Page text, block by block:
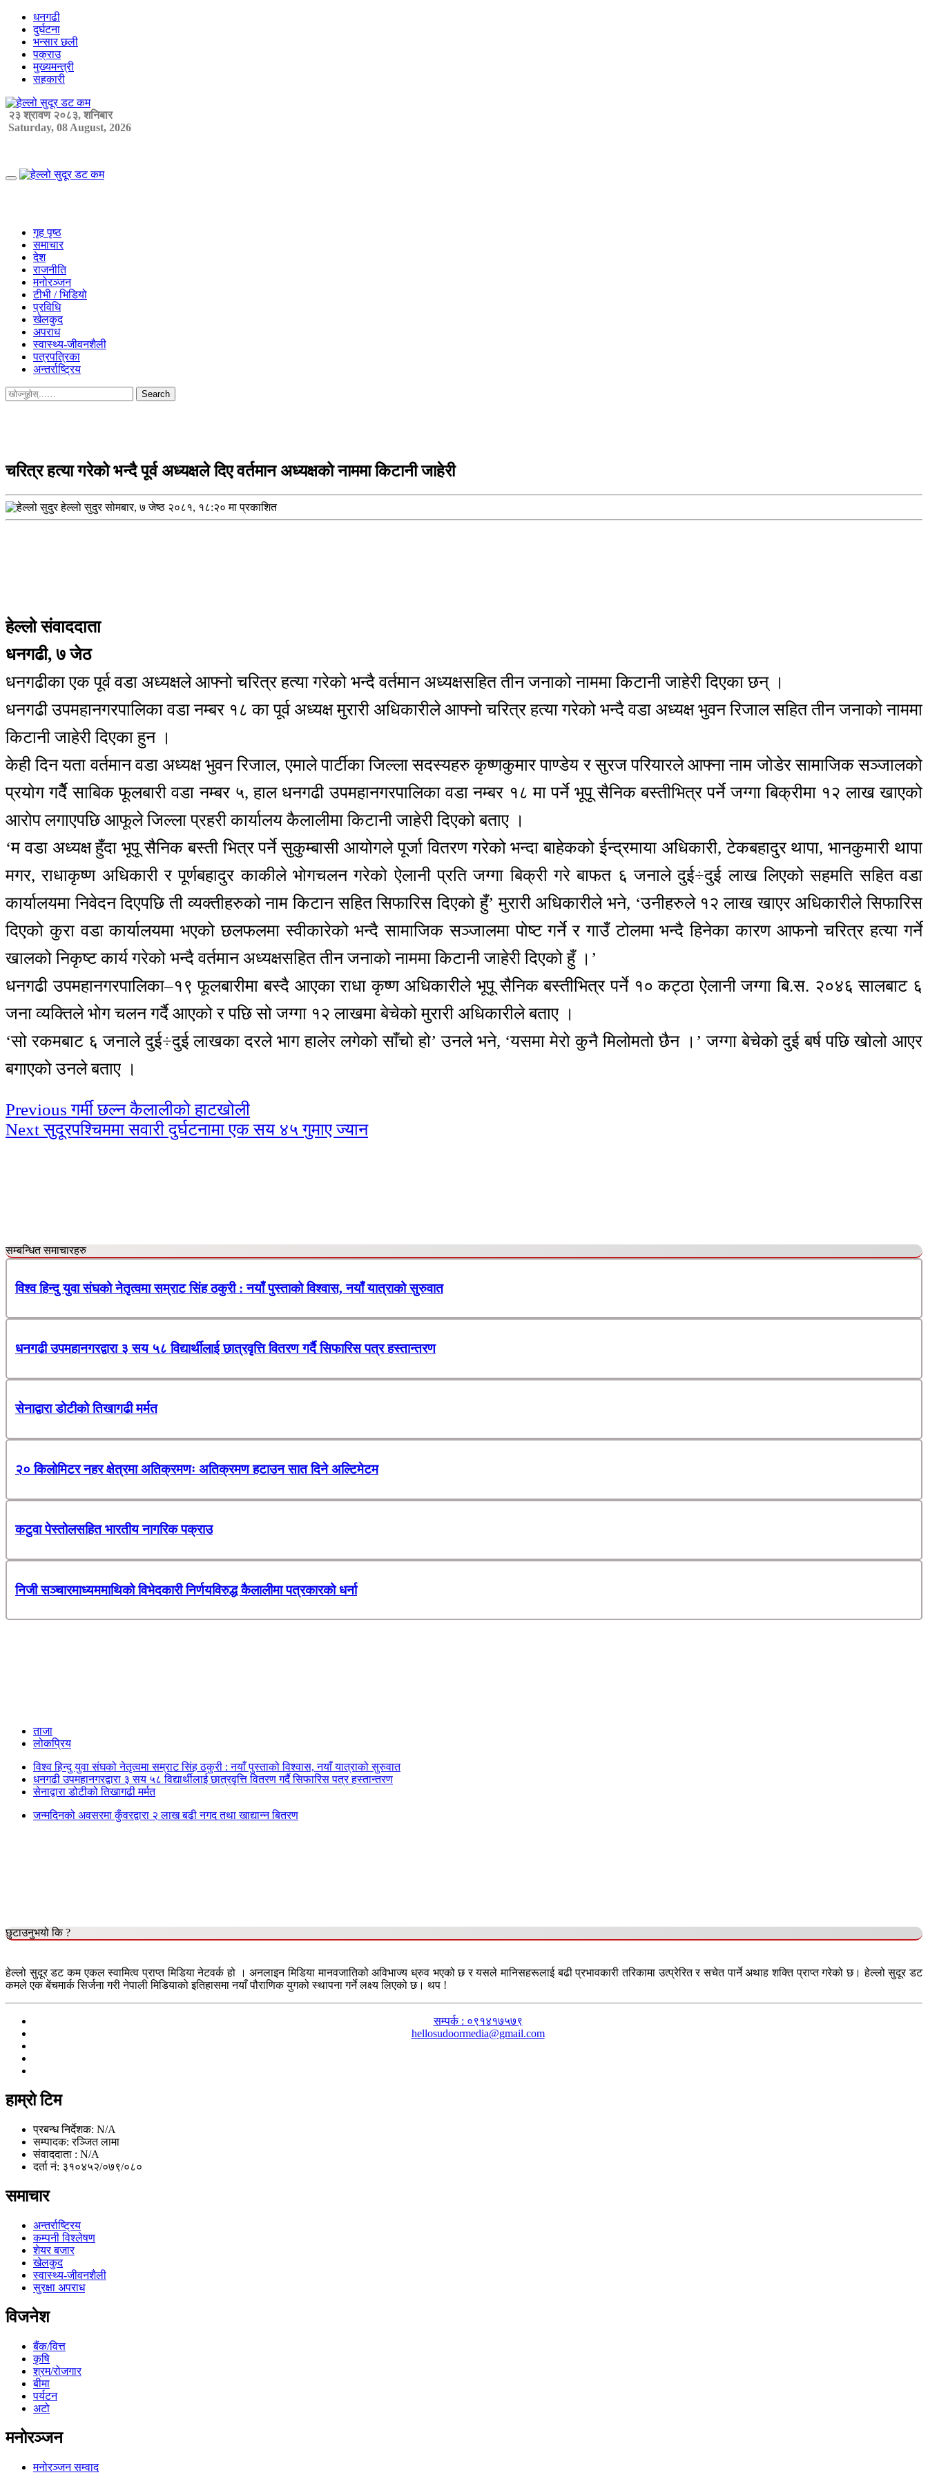
Skip
content
धनगढी
दुर्घटना
भन्सार छली
पक्राउ
मुख्यमन्त्री
सहकारी
२३ श्रावण २०८३, शनिबार
Saturday, 08 August, 2026
Primary
गृह पृष्ठ
समाचार
देश
राजनीति
मनोरञ्जन
टीभी / भिडियो
प्रविधि
खेलकुद
अपराध
स्वास्थ्य-जीवनशैली
पत्रपत्रिका
अन्तर्राष्ट्रिय
Search
for:
चरित्र हत्या गरेको भन्दै पूर्व अध्यक्षले दिए वर्तमान अध्यक्षको नाममा किटानी जाहेरी
हेल्लो सुदुर सोमबार, ७ जेष्ठ २०८१, १८:२० मा प्रकाशित
हेल्लो संवाददाता
धनगढी, ७ जेठ
धनगढीका एक पूर्व वडा अध्यक्षले आफ्नो चरित्र हत्या गरेको भन्दै वर्तमान अध्यक्षसहित तीन जनाको नाममा किटानी जाहेरी दिएका छन् ।
धनगढी उपमहानगरपालिका वडा नम्बर १८ का पूर्व अध्यक्ष मुरारी अधिकारीले आफ्नो चरित्र हत्या गरेको भन्दै वडा अध्यक्ष भुवन रिजाल सहित तीन जनाको नाममा
किटानी जाहेरी दिएका हुन ।
केही दिन यता वर्तमान वडा अध्यक्ष भुवन रिजाल, एमाले पार्टीका जिल्ला सदस्यहरु कृष्णकुमार पाण्डेय र सुरज परियारले आफ्ना नाम जोडेर सामाजिक सञ्जालको
प्रयोग गर्दैे साबिक फूलबारी वडा नम्बर ५, हाल धनगढी उपमहानगरपालिका वडा नम्बर १८ मा पर्ने भूपू सैनिक बस्तीभित्र पर्ने जग्गा बिक्रीमा १२ लाख खाएको
आरोप लगाएपछि आफूले जिल्ला प्रहरी कार्यालय कैलालीमा किटानी जाहेरी दिएको बताए ।
‘म वडा अध्यक्ष हुँदा भूपू सैनिक बस्ती भित्र पर्ने सुकुम्बासी आयोगले पूर्जा वितरण गरेको भन्दा बाहेकको ईन्द्रमाया अधिकारी, टेकबहादुर थापा, भानकुमारी थापा
मगर, राधाकृष्ण अधिकारी र पूर्णबहादुर काकीले भोगचलन गरेको ऐलानी प्रति जग्गा बिक्री गरे बाफत ६ जनाले दुई÷दुई लाख लिएको सहमति सहित वडा
कार्यालयमा निवेदन दिएपछि ती व्यक्तीहरुको नाम किटान सहित सिफारिस दिएको हुँ’ मुरारी अधिकारीले भने, ‘उनीहरुले १२ लाख खाएर अधिकारीले सिफारिस
दिएको कुरा वडा कार्यालयमा भएको छलफलमा स्वीकारेको भन्दै सामाजिक सञ्जालमा पोष्ट गर्ने र गाउँ टोलमा भन्दै हिनेका कारण आफनो चरित्र हत्या गर्ने
खालको निकृष्ट कार्य गरेको भन्दै वर्तमान अध्यक्षसहित तीन जनाको नाममा किटानी जाहेरी दिएको हुँ ।’
धनगढी उपमहानगरपालिका–१९ फूलबारीमा बस्दै आएका राधा कृष्ण अधिकारीले भूपू सैनिक बस्तीभित्र पर्ने १० कट्ठा ऐलानी जग्गा बि.स. २०४६ सालबाट ६
जना व्यक्तिले भोग चलन गर्दै आएको र पछि सो जग्गा १२ लाखमा बेचेको मुरारी अधिकारीले बताए ।
‘सो रकमबाट ६ जनाले दुई÷दुई लाखका दरले भाग हालेर लगेको साँचो हो’ उनले भने, ‘यसमा मेरो कुनै मिलोमतो छैन ।’ जग्गा बेचेको दुई बर्ष पछि खोलो आएर
बगाएको उनले बताए ।
Continue
Reading
Previous गर्मी छल्न कैलालीको हाटखोली
Nextसुदूरपश्चिममा सवारी दुर्घटनामा एक सय ४५ गुमाए ज्यान
सम्बन्धित समाचारहरु
विश्व हिन्दु युवा संघको नेतृत्वमा सम्राट सिंह ठकुरी : नयाँ पुस्ताको विश्वास, नयाँ यात्राको सुरुवात
धनगढी उपमहानगरद्वारा ३ सय ५८ विद्यार्थीलाई छात्रवृत्ति वितरण गर्दै सिफारिस पत्र हस्तान्तरण
सेनाद्वारा डोटीको तिखागढी मर्मत
२० किलोमिटर नहर क्षेत्रमा अतिक्रमणः अतिक्रमण हटाउन सात दिने अल्टिमेटम
कटुवा पेस्तोलसहित भारतीय नागरिक पक्राउ
निजी सञ्चारमाध्यममाथिको विभेदकारी निर्णयविरुद्ध कैलालीमा पत्रकारको धर्ना
ताजा
लोकप्रिय
विश्व हिन्दु युवा संघको नेतृत्वमा सम्राट सिंह ठकुरी : नयाँ पुस्ताको विश्वास, नयाँ यात्राको सुरुवात
धनगढी उपमहानगरद्वारा ३ सय ५८ विद्यार्थीलाई छात्रवृत्ति वितरण गर्दै सिफारिस पत्र हस्तान्तरण
सेनाद्वारा डोटीको तिखागढी मर्मत
जन्मदिनको अवसरमा कुँवरद्वारा २ लाख बढी नगद तथा खाद्यान्न बितरण
छुटाउनुभयो कि ?
हेल्लो सुदूर डट कम एकल स्वामित्व प्राप्त मिडिया नेटवर्क हो । अनलाइन मिडिया मानवजातिको अविभाज्य ध्रुव भएको छ र यसले मानिसहरूलाई बढी प्रभावकारी तरिकामा उत्प्रेरित र सचेत पार्ने अथाह शक्ति प्राप्त गरेको छ। हेल्लो सुदूर डट
कमले एक बेंचमार्क सिर्जना गरी नेपाली मिडियाको इतिहासमा नयाँ पौराणिक युगको स्थापना गर्ने लक्ष्य लिएको छ। थप !
सम्पर्क : ०९१४१७५७९
hellosudoormedia@gmail.com
हाम्रो टिम
प्रबन्ध निर्देशक: N/A
सम्पादक: रञ्जित लामा
संवाददाता : N/A
दर्ता नं: ३१०४५२/०७९/०८०
समाचार
अन्तर्राष्ट्रिय
कम्पनी विश्लेषण
शेयर बजार
खेलकुद
स्वास्थ्य-जीवनशैली
सुरक्षा अपराध
विजनेश
बैंक/वित्त
कृषि
श्रम/रोजगार
बीमा
पर्यटन
अटो
मनोरञ्जन
मनोरञ्जन सम्वाद